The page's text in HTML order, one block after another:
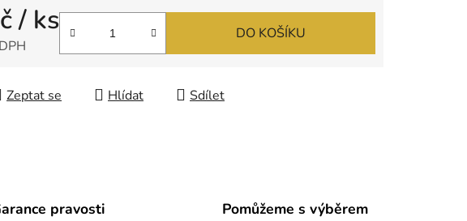
/ ks DO KOŠÍKU
Zeptat se Hlídat Sdílet
pravosti Pomůžeme s výběrem